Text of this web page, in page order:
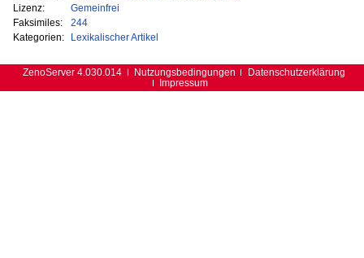
Lizenz:
Gemeinfrei
Faksimiles:
244
Kategorien:
Lexikalischer Artikel
ZenoServer 4.030.014 Nutzungsbedingungen
Datenschutzerklärung
Impressum